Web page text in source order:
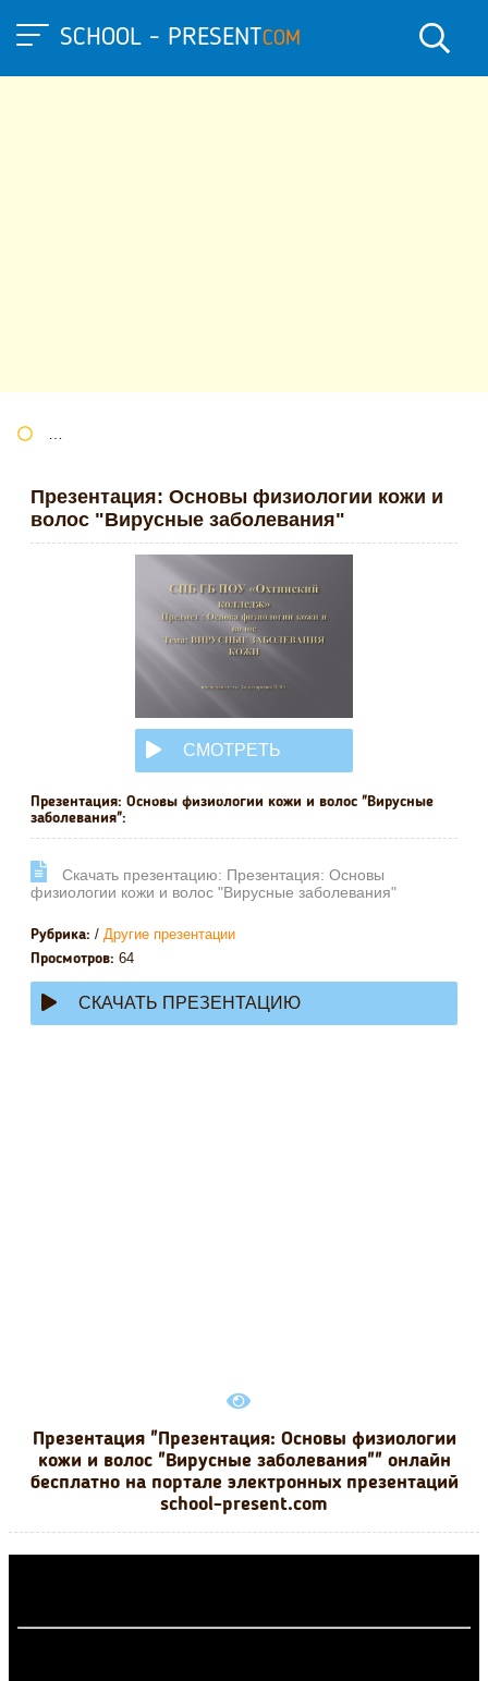
SCHOOL - PRESENTCOM
Презентация: Основы физиологии кожи и
волос "Вирусные заболевания"
СМОТРЕТЬ
ОНЛАЙН
Презентация: Основы физиологии кожи и волос "Вирусные
заболевания":
Cкачать презентацию: Презентация: Основы
физиологии кожи и волос "Вирусные заболевания"
Рубрика: / Другие презентации
Просмотров: 64
СКАЧАТЬ ПРЕЗЕНТАЦИЮ
Презентация "Презентация: Основы физиологии
кожи и волос "Вирусные заболевания"" онлайн
бесплатно на портале электронных презентаций
school-present.com